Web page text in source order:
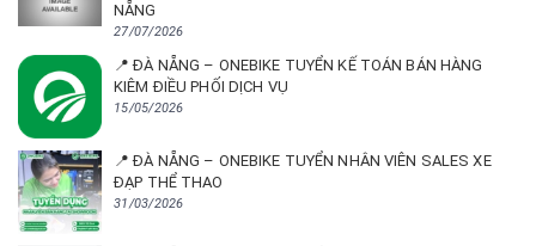
NẴNG
27/07/2026
📍 ĐÀ NẴNG – ONEBIKE TUYỂN KẾ TOÁN BÁN HÀNG
KIÊM ĐIỀU PHỐI DỊCH VỤ
15/05/2026
📍 ĐÀ NẴNG – ONEBIKE TUYỂN NHÂN VIÊN SALES XE
ĐẠP THỂ THAO
31/03/2026